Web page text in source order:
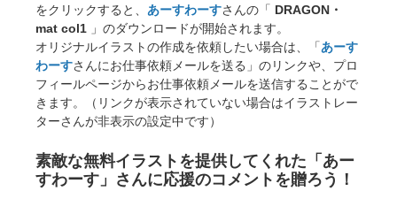
をクリックすると、 あーすわーすさんの「 DRAGON・
mat col1 」のダウンロードが開始されます。
オリジナルイラストの作成を依頼したい場合は、「あーす
わーすさんにお仕事依頼メールを送る」のリンクや、プロ
フィールページからお仕事依頼メールを送信することがで
きます。（リンクが表示されていない場合はイラストレー
ターさんが非表示の設定中です）
素敵な無料イラストを提供してくれた「あー
すわーす」さんに応援のコメントを贈ろう！